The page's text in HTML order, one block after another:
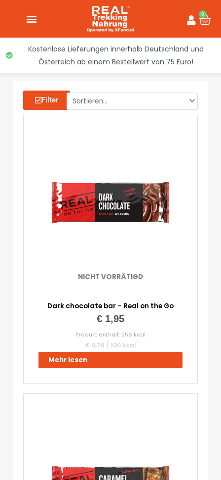
0
Kostenlose Lieferungen innerhalb Deutschland und
Österreich ab einem Bestellwert von 75 Euro!
Filter
NICHT VORRÄTIGD
Dark chocolate bar – Real on the Go
€ 1,95
Produkt enthält: 258 kcal
€ 0,76 / 100 kcal
Mehr lesen